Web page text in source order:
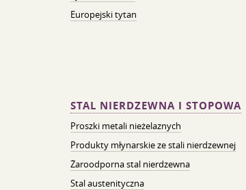
Europejski tytan
STAL NIERDZEWNA I STOPOWA
Proszki metali nieżelaznych
Produkty młynarskie ze stali nierdzewnej
Żaroodporna stal nierdzewna
Stal austenityczna